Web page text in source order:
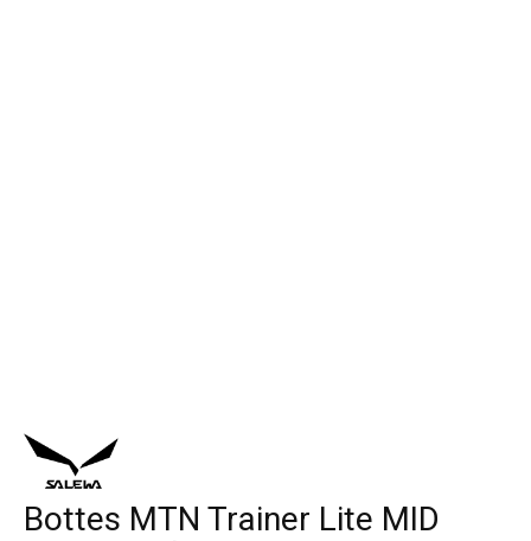
Bottes MTN Trainer Lite MID